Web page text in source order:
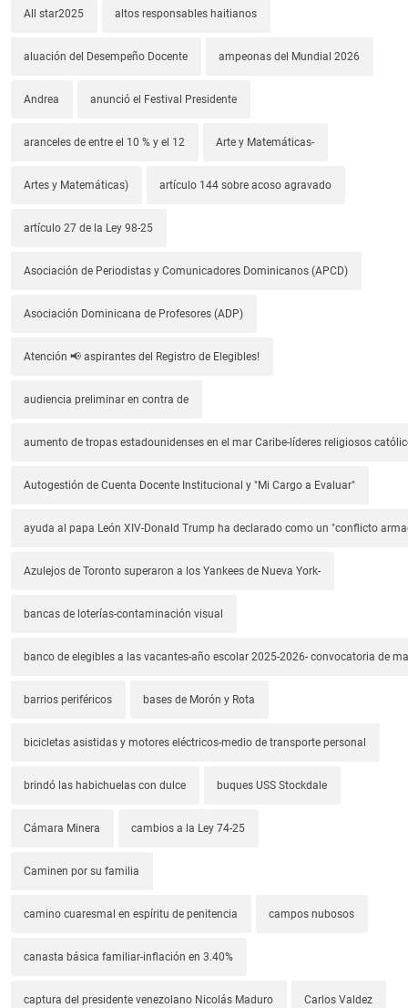
All star2025 altos responsables haitianos
aluación del Desempeño Docente ampeonas del Mundial 2026
Andrea anunció el Festival Presidente
aranceles de entre el 10 % y el 12 Arte y Matemáticas-
Artes y Matemáticas) artículo 144 sobre acoso agravado
artículo 27 de la Ley 98-25
Asociación de Periodistas y Comunicadores Dominicanos (APCD)
Asociación Dominicana de Profesores (ADP)
Atención 📢 aspirantes del Registro de Elegibles!
audiencia preliminar en contra de
aumento de tropas estadounidenses en el mar Caribe-líderes religiosos
Autogestión de Cuenta Docente Institucional y "Mi Cargo a Evaluar"
ayuda al papa León XIV-Donald Trump ha declarado como un "conflicto
Azulejos de Toronto superaron a los Yankees de Nueva York-
bancas de loterías-contaminación visual
banco de elegibles a las vacantes-año escolar 2025-2026- convocatoria de
barrios periféricos bases de Morón y Rota
bicicletas asistidas y motores eléctricos-medio de transporte personal
brindó las habichuelas con dulce buques USS Stockdale
Cámara Minera cambios a la Ley 74-25
Caminen por su familia
camino cuaresmal en espíritu de penitencia campos nubosos
canasta básica familiar-inflación en 3.40%
captura del presidente venezolano Nicolás Maduro Carlos Valdez